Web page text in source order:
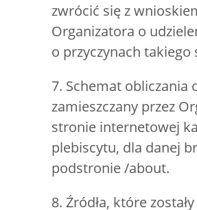
zwrócić się z
Organizatora o
o przyczynach takiego
7. Schemat obliczania
zamieszczany przez
stronie internetowej
plebiscytu, dla danej
podstronie /about.
8. Źródła, które zostały